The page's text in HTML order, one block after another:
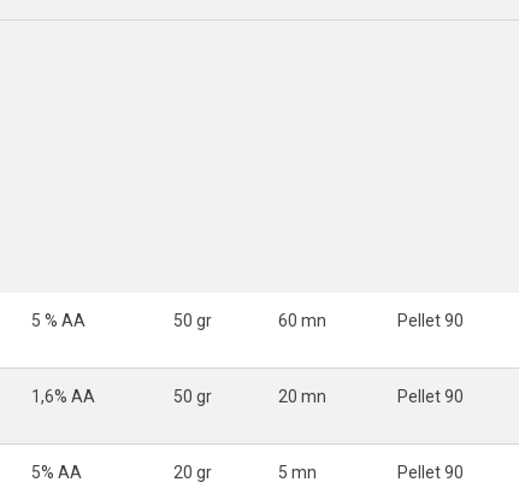
5 % AA 50 gr 60 mn Pellet 90
1,6% AA 50 gr 20 mn Pellet 90
5% AA 20 gr 5 mn Pellet 90